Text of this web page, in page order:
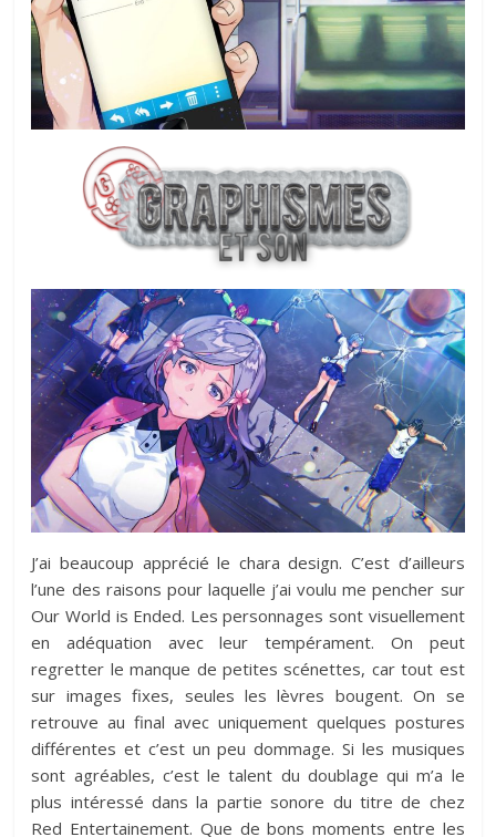
J’ai beaucoup apprécié le chara design. C’est d’ailleurs
l’une des raisons pour laquelle j’ai voulu me pencher sur
Our World is Ended. Les personnages sont visuellement
en adéquation avec leur tempérament. On peut
regretter le manque de petites scénettes, car tout est
sur images fixes, seules les lèvres bougent. On se
retrouve au final avec uniquement quelques postures
différentes et c’est un peu dommage. Si les musiques
sont agréables, c’est le talent du doublage qui m’a le
plus intéressé dans la partie sonore du titre de chez
Red Entertainement. Que de bons moments entre les